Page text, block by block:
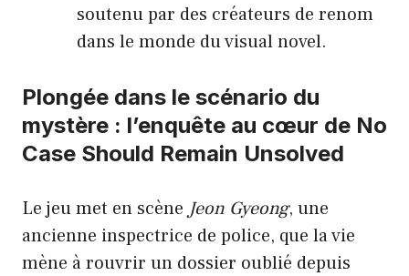
soutenu par des créateurs de renom
dans le monde du visual novel.
Plongée dans le scénario du
mystère : l’enquête au cœur de No
Case Should Remain Unsolved
Le jeu met en scène Jeon Gyeong, une
ancienne inspectrice de police, que la vie
mène à rouvrir un dossier oublié depuis